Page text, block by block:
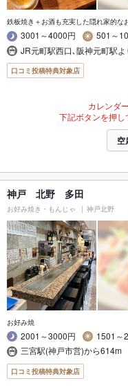
鉄板焼き＋お酒も充実した隠れ家的な
3001～4000円
501～
JR元町駅西口､阪神元町駅
口コミ投稿特典対象店
カレンダ
下記ボタンを押し
空
神戸 北野 多田
お好み焼き・もんじゃ 神戸北野
お好み焼
2001～3000円
1501～
三宮駅(神戸市営)から614m
口コミ投稿特典対象店